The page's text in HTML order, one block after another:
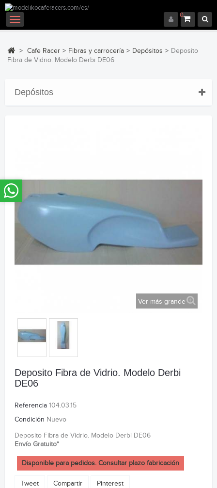
0
Navegación
Toggle
> Cafe Racer > Fibras y carrocería > Depósitos > Deposito
Fibra de Vidrio. Modelo Derbi DE06
Depósitos
Ver más grande
Deposito Fibra de Vidrio. Modelo Derbi
DE06
Referencia 104.03.15
Condición Nuevo
Deposito Fibra de Vidrio. Modelo Derbi DE06
Envío Gratuito*
Disponible para pedidos. Consultar plazo fabricación
Tweet Compartir Pinterest